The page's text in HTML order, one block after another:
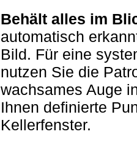
Behält alles im
automatisch
Bild. Für eine
nutzen Sie die
wachsames Auge
Ihnen definierte
Kellerfenster.